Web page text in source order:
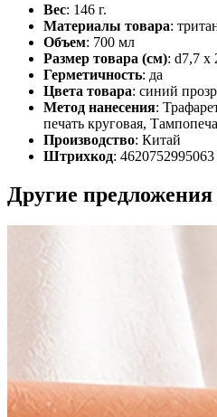
Вес: 146 г.
Материалы товара:
Объем: 700 мл
Размер товара (см): d7,7 х
Герметичность: да
Цвета товара: синий
Метод нанесения:
печать круговая,
Производство: Китай
Штрихкод: 4620752995063
Другие предложения